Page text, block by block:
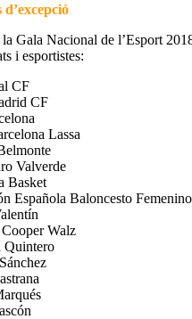
Gala Nacional de l’Esport
i esportistes:
CF
CF
Lassa
Valverde
Basket
Española Baloncesto Femenino
Walz
Quintero